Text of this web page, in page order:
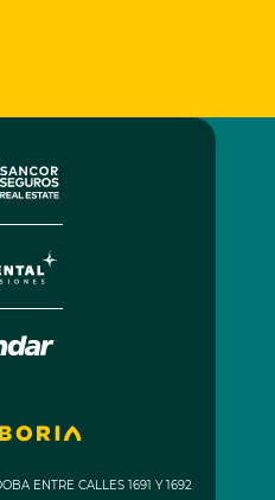
ENTRE CALLES 1691 Y 1692